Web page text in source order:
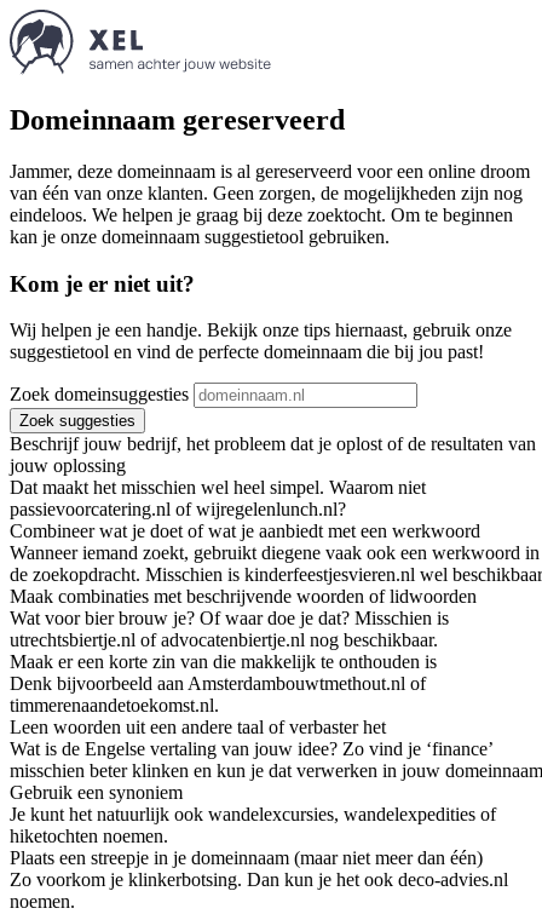
Domeinnaam gereserveerd
Jammer, deze domeinnaam is al gereserveerd voor een online droom
van één van onze klanten. Geen zorgen, de mogelijkheden zijn nog
eindeloos. We helpen je graag bij deze zoektocht. Om te beginnen
kan je onze domeinnaam suggestietool gebruiken.
Kom je er niet uit?
Wij helpen je een handje. Bekijk onze tips hiernaast, gebruik onze
suggestietool en vind de perfecte domeinnaam die bij jou past!
Zoek domeinsuggesties
Zoek suggesties
Beschrijf jouw bedrijf, het probleem dat je oplost of de resultaten van
jouw oplossing
Dat maakt het misschien wel heel simpel. Waarom niet
passievoorcatering.nl of wijregelenlunch.nl?
Combineer wat je doet of wat je aanbiedt met een werkwoord
Wanneer iemand zoekt, gebruikt diegene vaak ook een werkwoord in
de zoekopdracht. Misschien is kinderfeestjesvieren.nl wel
Maak combinaties met beschrijvende woorden of lidwoorden
Wat voor bier brouw je? Of waar doe je dat? Misschien is
utrechtsbiertje.nl of advocatenbiertje.nl nog beschikbaar.
Maak er een korte zin van die makkelijk te onthouden is
Denk bijvoorbeeld aan Amsterdambouwtmethout.nl of
timmerenaandetoekomst.nl.
Leen woorden uit een andere taal of verbaster het
Wat is de Engelse vertaling van jouw idee? Zo vind je ‘finance’
misschien beter klinken en kun je dat verwerken in jouw
Gebruik een synoniem
Je kunt het natuurlijk ook wandelexcursies, wandelexpedities of
hiketochten noemen.
Plaats een streepje in je domeinnaam (maar niet meer dan één)
Zo voorkom je klinkerbotsing. Dan kun je het ook deco-advies.nl
noemen.